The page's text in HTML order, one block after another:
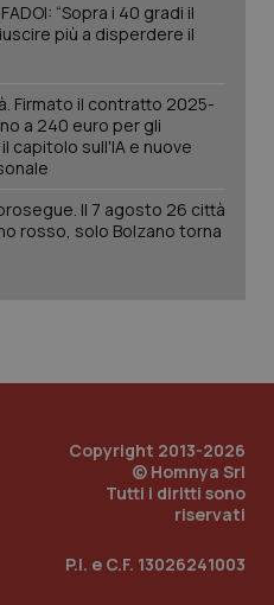
“Sopra i 40 gradi il
più a disperdere il
Firmato il contratto 2025-
a 240 euro per gli
capitolo sull'IA e nuove
Il 7 agosto 26 città
rosso, solo Bolzano torna
Copyright 2013-2026
© Homnya Srl
Tutti i diritti sono
riservati
P.I. e C.F. 13026241003
Google LLC
.quotidianosanita.it